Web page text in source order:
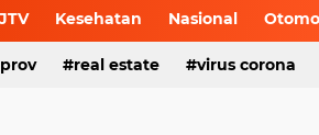
JTV Kesehatan Nasional
real estate virus corona